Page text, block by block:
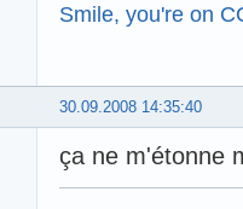
Smile, you're on
30.09.2008 14:35:40
ça ne m'étonne